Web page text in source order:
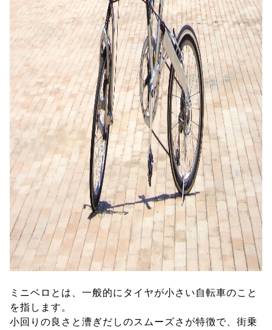
ミニベロとは、一般的にタイヤが小さい自転車のこと
を指します。
小回りの良さと漕ぎだしのスムーズさが特徴で、街乗